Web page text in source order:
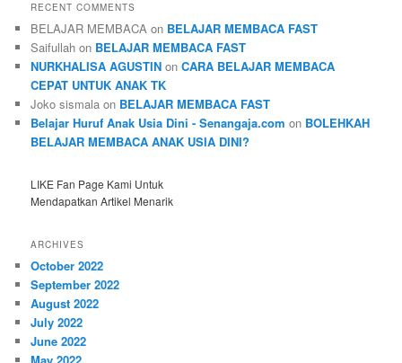
RECENT COMMENTS
BELAJAR MEMBACA on BELAJAR MEMBACA FAST
Saifullah on BELAJAR MEMBACA FAST
NURKHALISA AGUSTIN onCARA BELAJAR MEMBACA
CEPAT UNTUK ANAK TK
Joko sismala on BELAJAR MEMBACA FAST
Belajar Huruf Anak Usia Dini - Senangaja.com on BOLEHKAH
BELAJAR MEMBACA ANAK USIA DINI?
LIKE Fan Page Kami Untuk
Mendapatkan Artikel Menarik
ARCHIVES
October 2022
September 2022
August 2022
July 2022
June 2022